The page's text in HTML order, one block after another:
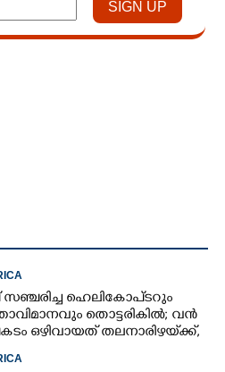
സഞ്ചരിച്ച ഹെലികോപ്‌ടറും
തൊട്ടരികിൽ; വൻ
ഒഴിവായത് തലനാരിഴയ്‌ക്ക്,